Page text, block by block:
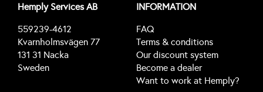
Hemply Services AB
559239-4612
Kvarnholmsvägen 77
131 31 Nacka
Sweden
INFORMATION
FAQ
Terms & conditions
Our discount system
Become a dealer
Want to work at Hemply?